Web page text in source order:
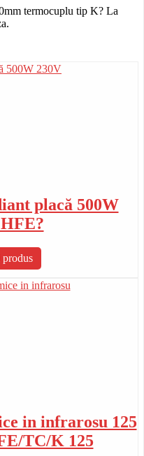
termocuplu tip K? La
placă 500W
in infrarosu 125
TC/K 125